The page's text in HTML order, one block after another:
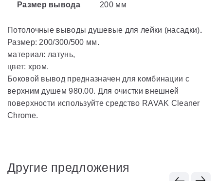
Размер вывода 200 мм
Потолочные выводы душевые для лейки (насадки).
Размер: 200/300/500 мм.
материал: латунь,
цвет: хром.
Боковой вывод предназначен для комбинации с
верхним душем 980.00. Для очистки внешней
поверхности используйте средство RAVAK Cleaner
Chrome.
Другие предложения